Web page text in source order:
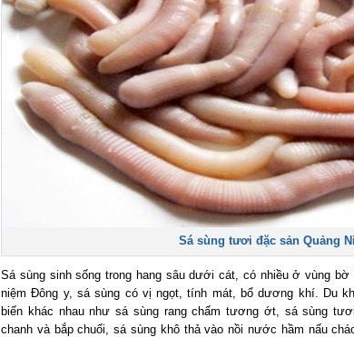
Sá sùng tươi đặc sản Quảng
Sá sùng sinh sống trong hang sâu dưới cát, có nhiều ở vùng bờ
niệm Đông y, sá sùng có vị ngọt, tính mát, bổ dương khí. Du
biến khác nhau như sá sùng rang chấm tương ớt, sá sùng
chanh và bắp chuối, sá sùng khô thả vào nồi nước hầm nấu